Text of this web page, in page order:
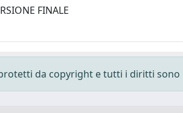
FINALE
da copyright e tutti i diritti sono